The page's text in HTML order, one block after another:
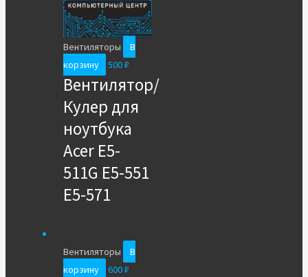
Вентиляторы
В
корзину
500₽
Вентилятор/
Кулер для
ноутбука
Acer E5-
511G E5-551
E5-571
Вентиляторы
В
корзину
600₽